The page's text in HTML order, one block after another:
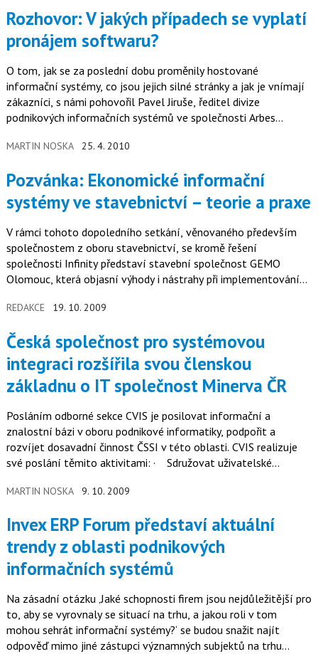
Rozhovor: V jakých případech se vyplatí
pronájem softwaru?
O tom, jak se za poslední dobu proměnily hostované
informační systémy, co jsou jejich silné stránky a jak je vnímají
zákazníci, s námi pohovořil Pavel Jiruše, ředitel divize
podnikových informačních systémů ve společnosti Arbes
MARTIN NOSKA 25. 4. 2010
Pozvánka: Ekonomické informační
systémy ve stavebnictví – teorie a praxe
V rámci tohoto dopoledního setkání, věnovaného především
společnostem z oboru stavebnictví, se kromě řešení
společnosti Infinity představí stavební společnost GEMO
Olomouc, která objasní výhody i nástrahy při implementování
REDAKCE 19. 10. 2009
Česká společnost pro systémovou
integraci rozšířila svou členskou
základnu o IT společnost Minerva ČR
Posláním odborné sekce CVIS je posilovat informační a
znalostní bázi v oboru podnikové informatiky, podpořit a
rozvíjet dosavadní činnost ČSSI v této oblasti. CVIS realizuje
své poslání těmito aktivitami: · Sdružovat uživatelské
MARTIN NOSKA 9. 10. 2009
Invex ERP Forum představí aktuální
trendy z oblasti podnikových
informačních systémů
Na zásadní otázku ‚Jaké schopnosti firem jsou nejdůležitější pro
to, aby se vyrovnaly se situací na trhu, a jakou roli v tom
mohou sehrát informační systémy?‘ se budou snažit najít
odpověď mimo jiné zástupci významných subjektů na trhu